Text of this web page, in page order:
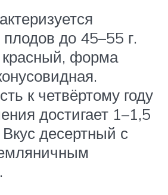
до 45–55 г.
красный, форма
к четвёртому году
достигает 1–1,5
Вкус десертный с